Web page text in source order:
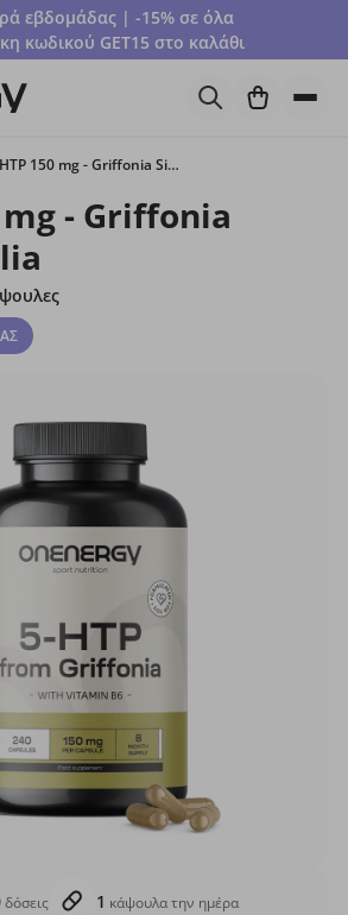
εβδομάδας | -15% σε όλα
κωδικού GET15 στο καλάθι
5-HTP 150 mg - Griffonia Simplicifolia
mg - Griffonia
δόσεις 1 κάψουλα την ημέρα